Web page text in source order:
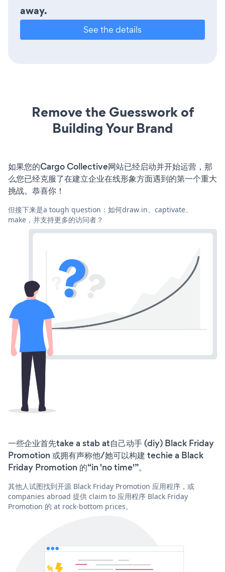
away.
See the details
Remove the Guesswork of
Building Your Brand
如果您的Cargo Collective网站已经启动并开始运营，那
么您已经克服了在建立企业在线形象方面遇到的第一个重大
挑战。恭喜你！
但接下来是a tough question：如何draw in、captivate、
make，并支持更多的访问者？
一些企业首先take a stab at自己动手 (diy) Black Friday
Promotion 或拥有声称他/她可以构建 techie a Black
Friday Promotion 的“in 'no time'”。
其他人试图找到开源 Black Friday Promotion 应用程序，或
companies abroad 提供 claim to 应用程序 Black Friday
Promotion 的 at rock-bottom prices。